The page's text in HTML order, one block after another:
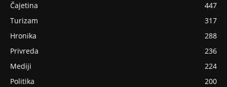
Čajetina
447
Turizam
317
Hronika
288
Privreda
236
Mediji
224
Politika
200